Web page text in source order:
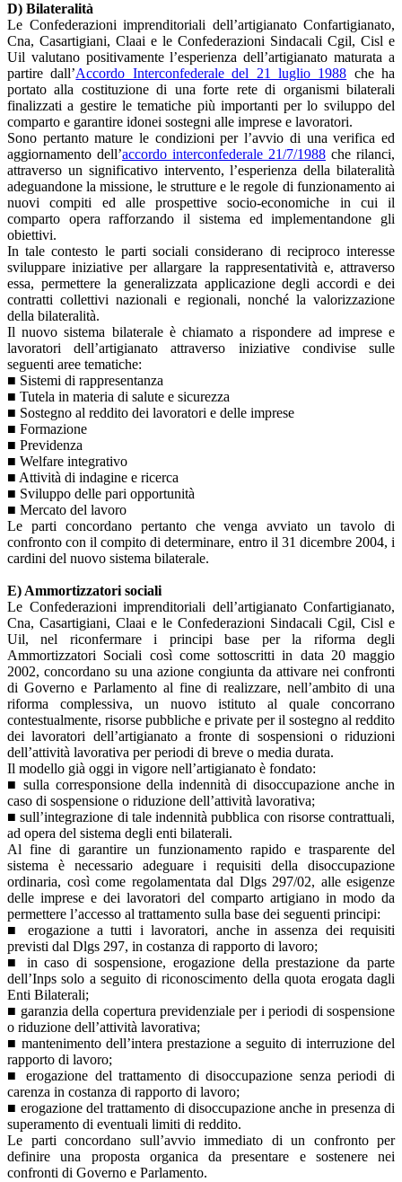
D) Bilateralità
Le Confederazioni imprenditoriali dell’artigianato Confartigianato,
Cna, Casartigiani, Claai e le Confederazioni Sindacali Cgil, Cisl e
Uil valutano positivamente l’esperienza dell’artigianato maturata a
partire dall’Accordo Interconfederale del 21 luglio 1988 che ha
portato alla costituzione di una forte rete di organismi bilaterali
finalizzati a gestire le tematiche più importanti per lo sviluppo del
comparto e garantire idonei sostegni alle imprese e lavoratori.
Sono pertanto mature le condizioni per l’avvio di una verifica ed
aggiornamento dell’accordo interconfederale 21/7/1988 che rilanci,
attraverso un significativo intervento, l’esperienza della bilateralità
adeguandone la missione, le strutture e le regole di funzionamento ai
nuovi compiti ed alle prospettive socio-economiche in cui il
comparto opera rafforzando il sistema ed implementandone gli
obiettivi.
In tale contesto le parti sociali considerano di reciproco interesse
sviluppare iniziative per allargare la rappresentatività e, attraverso
essa, permettere la generalizzata applicazione degli accordi e dei
contratti collettivi nazionali e regionali, nonché la valorizzazione
della bilateralità.
Il nuovo sistema bilaterale è chiamato a rispondere ad imprese e
lavoratori dell’artigianato attraverso iniziative condivise sulle
seguenti aree tematiche:
■ Sistemi di rappresentanza
■ Tutela in materia di salute e sicurezza
■ Sostegno al reddito dei lavoratori e delle imprese
■ Formazione
■ Previdenza
■ Welfare integrativo
■ Attività di indagine e ricerca
■ Sviluppo delle pari opportunità
■ Mercato del lavoro
Le parti concordano pertanto che venga avviato un tavolo di
confronto con il compito di determinare, entro il 31 dicembre 2004, i
cardini del nuovo sistema bilaterale.
E) Ammortizzatori sociali
Le Confederazioni imprenditoriali dell’artigianato Confartigianato,
Cna, Casartigiani, Claai e le Confederazioni Sindacali Cgil, Cisl e
Uil, nel riconfermare i principi base per la riforma degli
Ammortizzatori Sociali così come sottoscritti in data 20 maggio
2002, concordano su una azione congiunta da attivare nei confronti
di Governo e Parlamento al fine di realizzare, nell’ambito di una
riforma complessiva, un nuovo istituto al quale concorrano
contestualmente, risorse pubbliche e private per il sostegno al reddito
dei lavoratori dell’artigianato a fronte di sospensioni o riduzioni
dell’attività lavorativa per periodi di breve o media durata.
Il modello già oggi in vigore nell’artigianato è fondato:
■ sulla corresponsione della indennità di disoccupazione anche in
caso di sospensione o riduzione dell’attività lavorativa;
■ sull’integrazione di tale indennità pubblica con risorse contrattuali,
ad opera del sistema degli enti bilaterali.
Al fine di garantire un funzionamento rapido e trasparente del
sistema è necessario adeguare i requisiti della disoccupazione
ordinaria, così come regolamentata dal Dlgs 297/02, alle esigenze
delle imprese e dei lavoratori del comparto artigiano in modo da
permettere l’accesso al trattamento sulla base dei seguenti principi:
■ erogazione a tutti i lavoratori, anche in assenza dei requisiti
previsti dal Dlgs 297, in costanza di rapporto di lavoro;
■ in caso di sospensione, erogazione della prestazione da parte
dell’Inps solo a seguito di riconoscimento della quota erogata dagli
Enti Bilaterali;
■ garanzia della copertura previdenziale per i periodi di sospensione
o riduzione dell’attività lavorativa;
■ mantenimento dell’intera prestazione a seguito di interruzione del
rapporto di lavoro;
■ erogazione del trattamento di disoccupazione senza periodi di
carenza in costanza di rapporto di lavoro;
■ erogazione del trattamento di disoccupazione anche in presenza di
superamento di eventuali limiti di reddito.
Le parti concordano sull’avvio immediato di un confronto per
definire una proposta organica da presentare e sostenere nei
confronti di Governo e Parlamento.